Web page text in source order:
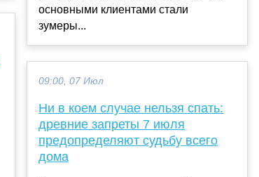
основными клиентами стали
зумеры...
09:00, 07 Июл
Ни в коем случае нельзя спать:
древние запреты 7 июля
предопределяют судьбу всего
дома